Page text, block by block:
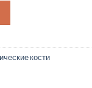
40 см quantity
кости